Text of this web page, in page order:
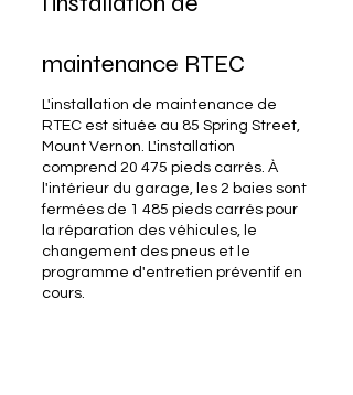
maintenance RTEC
L'installation de maintenance de
RTEC est située au 85 Spring Street,
Mount Vernon. L'installation
comprend 20 475 pieds carrés. À
l'intérieur du garage, les 2 baies sont
fermées de 1 485 pieds carrés pour
la réparation des véhicules, le
changement des pneus et le
programme d'entretien préventif en
cours.